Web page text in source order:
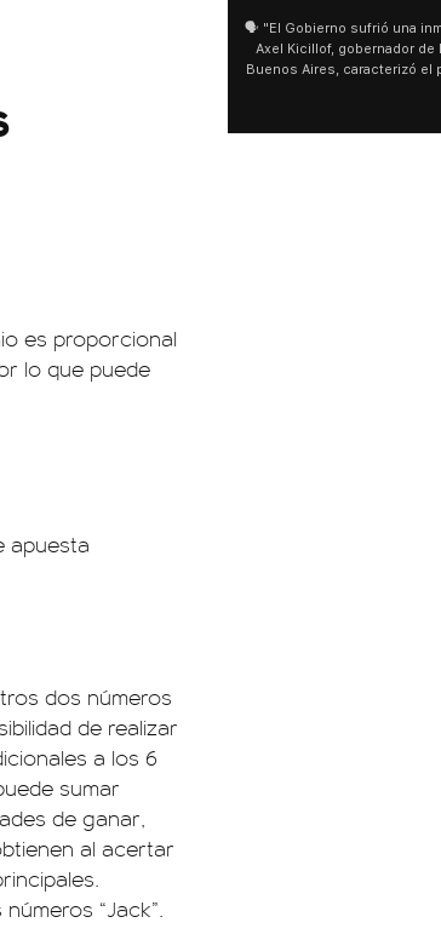
es proporcional
lo que puede
apuesta
dos números
de realizar
a los 6
sumar
de ganar,
al acertar
“Jack”.
lista sábana con temas nefastos"
"la movilización popular". 📌 La
no solo sufre porque no llega sino
San Cayetano: Jorge
miles de peregrinos en
de Buenos Aires
agua y soportó las
últimos días: "Son